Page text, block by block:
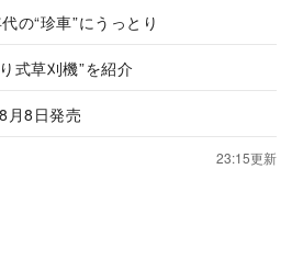
の“珍車”にうっとり
式草刈機”を紹介
月8日発売
23:15更新